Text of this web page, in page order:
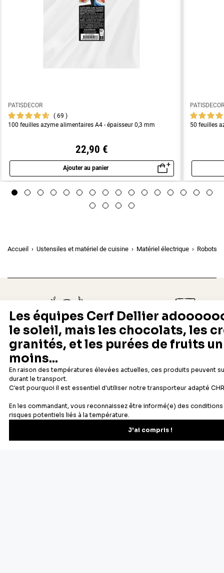
PATISDECOR
69
100 feuilles azyme alimentaires A4 - épaisseur 0,3 mm
22,90 €
Ajouter au panier
Aperçu rapide
50 feuilles
Accueil Ustensiles et matériel de cuisine Matériel électrique Robots
Depuis 1932
Fabricant français reconnu
Livraison rapide 24/48h
Offerte dès 69 € en point
Newsletter
Recevez les recettes, astuces et offres spéciales.